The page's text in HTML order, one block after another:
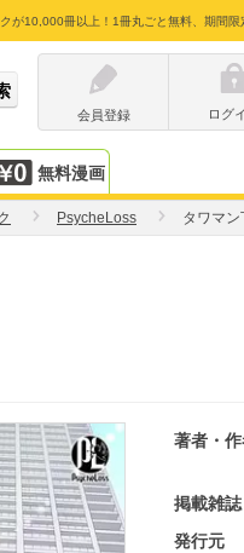
が10,000冊以上！1冊丸ごと無料、期間限
会員登録
ログ
無料漫画
PsycheLoss タワマン
著者・
掲載雑誌
発行元